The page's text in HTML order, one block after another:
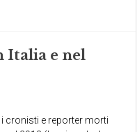
Italia e nel
cronisti e reporter morti